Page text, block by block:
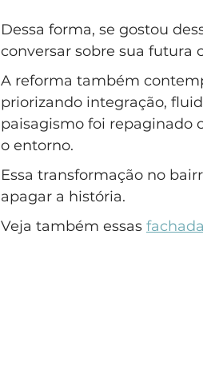
Dessa forma, se gostou
conversar sobre sua futura
A reforma também
priorizando integração,
paisagismo foi repaginado
o entorno.
Essa transformação no
apagar a história.
Veja também essas